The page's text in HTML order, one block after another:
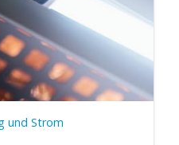
und Strom